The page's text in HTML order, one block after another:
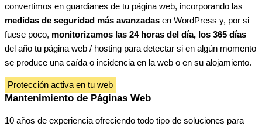
convertimos en guardianes de tu página web, incorporando las
medidas de seguridad más avanzadas en WordPress y, por si
fuese poco, monitorizamos las 24 horas del día, los 365 días
del año tu página web / hosting para detectar si en algún momento
se produce una caída o incidencia en la web o en su alojamiento.
Protección activa en tu web
Mantenimiento de Páginas Web
10 años de experiencia ofreciendo todo tipo de soluciones para